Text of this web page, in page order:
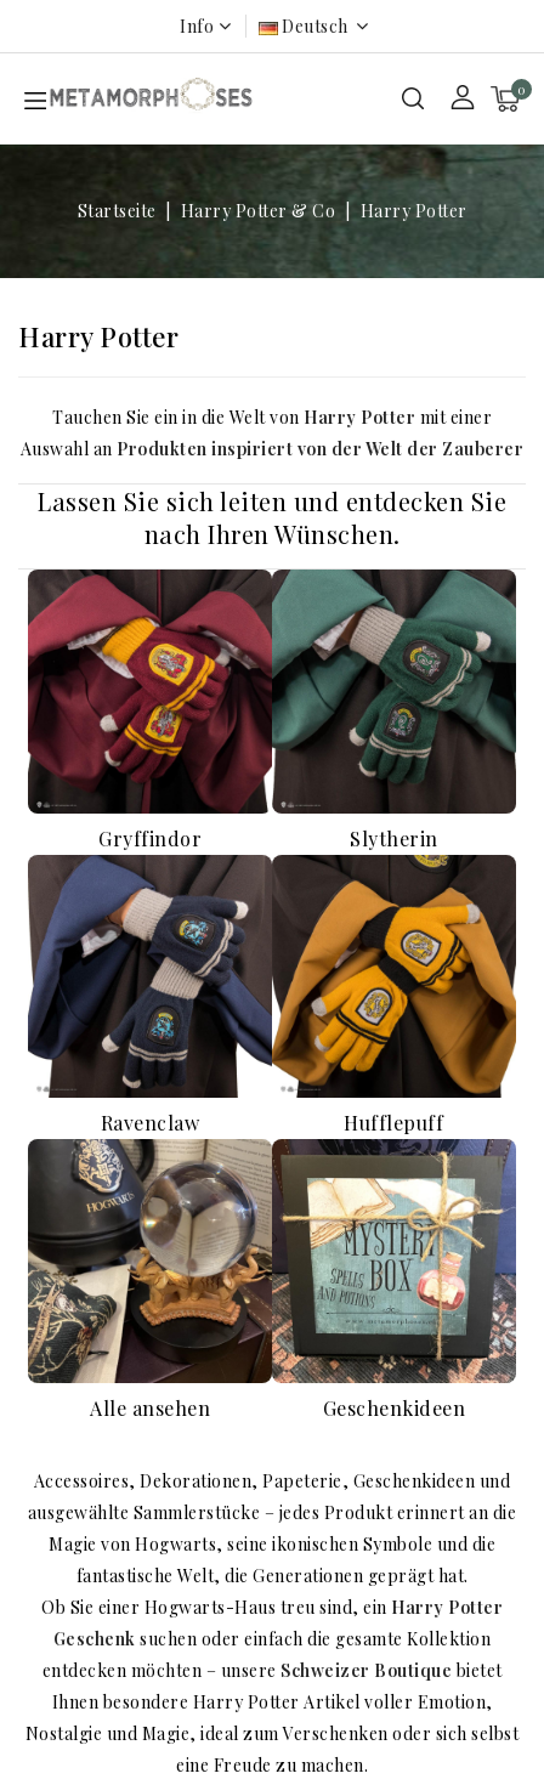
Info Deutsch
0
Startseite Harry Potter & Co Harry Potter
Harry Potter
Tauchen Sie ein in die Welt von Harry Potter mit einer
Auswahl an Produkten inspiriert von der Welt der Zauberer
Lassen Sie sich leiten und entdecken Sie
nach Ihren Wünschen.
Gryffindor Slytherin
Ravenclaw Hufflepuff
Alle ansehen Geschenkideen
Accessoires, Dekorationen, Papeterie, Geschenkideen und
ausgewählte Sammlerstücke – jedes Produkt erinnert an die
Magie von Hogwarts, seine ikonischen Symbole und die
fantastische Welt, die Generationen geprägt hat.
Ob Sie einer Hogwarts-Haus treu sind, ein Harry Potter
Geschenk suchen oder einfach die gesamte Kollektion
entdecken möchten – unsere Schweizer Boutique bietet
Ihnen besondere Harry Potter Artikel voller Emotion,
Nostalgie und Magie, ideal zum Verschenken oder sich selbst
eine Freude zu machen.